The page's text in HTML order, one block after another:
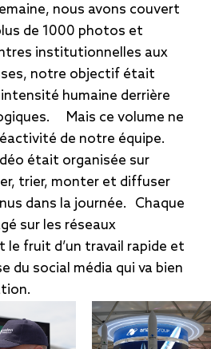
nous avons couvert
de 1000 photos et
institutionnelles aux
notre objectif était
humaine derrière
Mais ce volume ne
de notre équipe.
était organisée sur
trier, monter et diffuser
dans la journée. Chaque
sur les réseaux
le fruit d’un travail rapide et
du social média qui va bien